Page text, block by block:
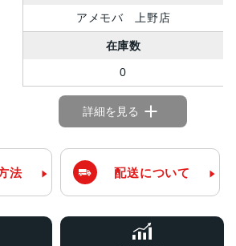
アメモバ 上野店
在庫数
0
詳細を見る
法 配送について